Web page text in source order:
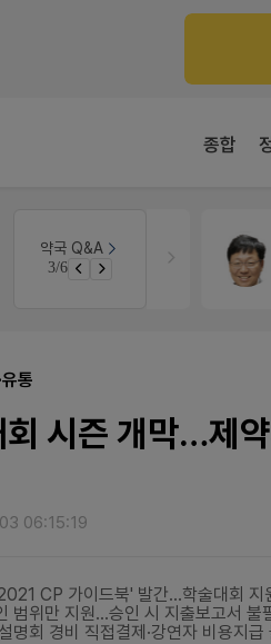
종합
약국 Q&A
3/6
세무·노무
통
시즌 개막…제
06:15:19
CP 가이드북' 발간…학술대회 지
범위만 지원…승인 시 지출보고서 불
명회 경비 직접결제·강연자 비용지급